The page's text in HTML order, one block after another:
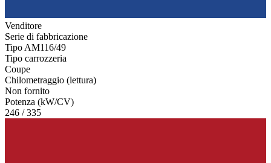
Venditore
Serie di fabbricazione
Tipo AM116/49
Tipo carrozzeria
Coupe
Chilometraggio (lettura)
Non fornito
Potenza (kW/CV)
246 / 335